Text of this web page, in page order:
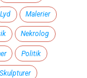
Lyd Malerier
Nekrolog
Politik
Skulpturer